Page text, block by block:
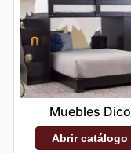
Muebles Dico
Abrir catálogo